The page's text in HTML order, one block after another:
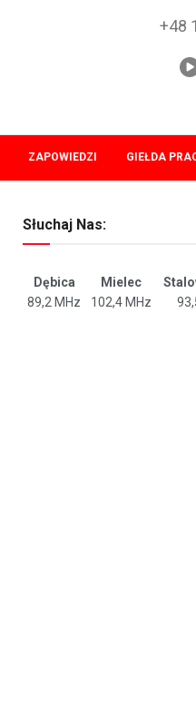
+48
ZAPOWIEDZI GIEŁDA
Słuchaj Nas:
Dębica Mielec
89,2 MHz
102,4 MHz